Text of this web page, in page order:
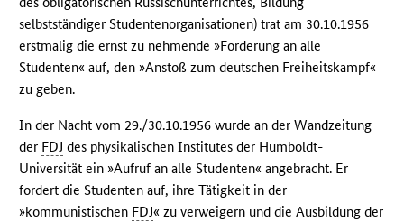
selbstständiger Studentenorganisationen) trat am 30.10.1956
erstmalig die ernst zu nehmende »Forderung an alle
Studenten« auf, den »Anstoß zum deutschen Freiheitskampf«
zu geben.
In der Nacht vom 29./30.10.1956 wurde an der Wandzeitung
der FDJ des physikalischen Institutes der Humboldt-
Universität ein »Aufruf an alle Studenten« angebracht. Er
fordert die Studenten auf, ihre Tätigkeit in der
»kommunistischen FDJ« zu verweigern und die Ausbildung der